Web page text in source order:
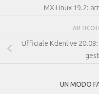
MX Linux 19.2:
Ufficiale Kdenlive
UN MODO